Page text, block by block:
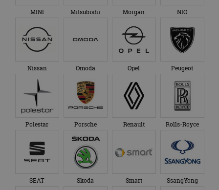
MINI Mitsubishi Morgan NIO
Nissan Omoda Opel Peugeot
Polestar Porsche Renault Rolls-Royce
SEAT Skoda Smart SsangYong